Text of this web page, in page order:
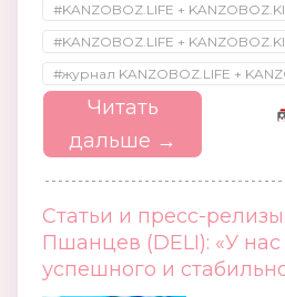
#KANZOBOZ.LIFE +
#KANZOBOZ.LIFE +
#журнал KANZOBOZ.LIFE +
Читать
дальше →
Статьи и пресс-
Пшанцев (DELI): «У нас
успешного и